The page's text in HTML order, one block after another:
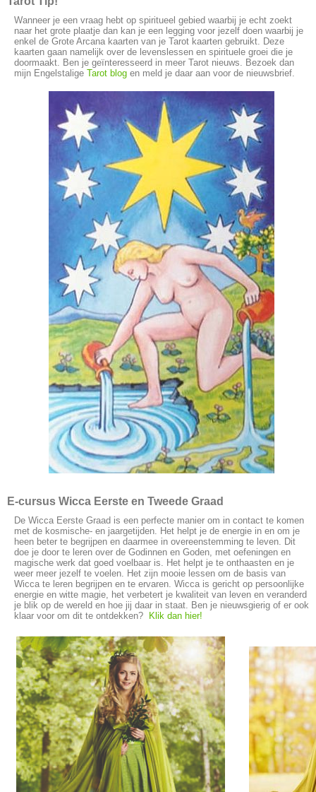
Wanneer je een vraag hebt op spiritueel gebied waarbij je echt zoekt
naar het grote plaatje dan kan je een legging voor jezelf doen waarbij je
enkel de Grote Arcana kaarten van je Tarot kaarten gebruikt. Deze
kaarten gaan namelijk over de levenslessen en spirituele groei die je
doormaakt. Ben je geïnteresseerd in meer Tarot nieuws. Bezoek dan
mijn Engelstalige Tarot blog en meld je daar aan voor de nieuwsbrief.
E-cursus Wicca Eerste en Tweede Graad
De Wicca Eerste Graad is een perfecte manier om in contact te komen
met de kosmische- en jaargetijden. Het helpt je de energie in en om je
heen beter te begrijpen en daarmee in overeenstemming te leven. Dit
doe je door te leren over de Godinnen en Goden, met oefeningen en
magische werk dat goed voelbaar is. Het helpt je te onthaasten en je
weer meer jezelf te voelen. Het zijn mooie lessen om de basis van
Wicca te leren begrijpen en te ervaren. Wicca is gericht op persoonlijke
energie en witte magie, het verbetert je kwaliteit van leven en veranderd
je blik op de wereld en hoe jij daar in staat. Ben je nieuwsgierig of er ook
klaar voor om dit te ontdekken?
Klik dan hier!